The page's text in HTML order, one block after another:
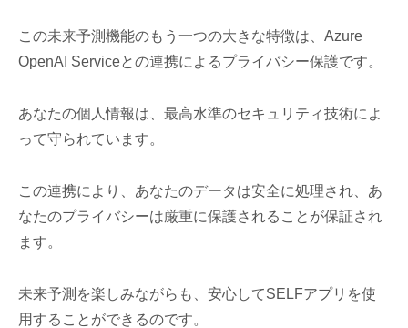
この未来予測機能のもう一つの大きな特徴は、Azure
OpenAI Serviceとの連携によるプライバシー保護です。
あなたの個人情報は、最高水準のセキュリティ技術によ
って守られています。
この連携により、あなたのデータは安全に処理され、あ
なたのプライバシーは厳重に保護されることが保証され
ます。
未来予測を楽しみながらも、安心してSELFアプリを使
用することができるのです。